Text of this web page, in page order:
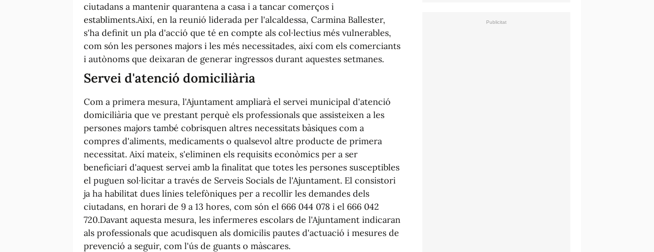
ciutadans a mantenir quarantena a casa i a tancar comerços i
establiments.Així, en la reunió liderada per l'alcaldessa, Carmina Ballester,
s'ha definit un pla d'acció que té en compte als col·lectius més vulnerables,
com són les persones majors i les més necessitades, així com els comerciants
i autònoms que deixaran de generar ingressos durant aquestes setmanes.
Servei d'atenció domiciliària
Com a primera mesura, l'Ajuntament ampliarà el servei municipal d'atenció
domiciliària que ve prestant perquè els professionals que assisteixen a les
persones majors també cobrisquen altres necessitats bàsiques com a
compres d'aliments, medicaments o qualsevol altre producte de primera
necessitat. Així mateix, s'eliminen els requisits econòmics per a ser
beneficiari d'aquest servei amb la finalitat que totes les persones susceptibles
el puguen sol·licitar a través de Serveis Socials de l'Ajuntament. El consistori
ja ha habilitat dues línies telefòniques per a recollir les demandes dels
ciutadans, en horari de 9 a 13 hores, com són el 666 044 078 i el 666 042
720.Davant aquesta mesura, les infermeres escolars de l'Ajuntament indicaran
als professionals que acudisquen als domicilis pautes d'actuació i mesures de
prevenció a seguir, com l'ús de guants o màscares.